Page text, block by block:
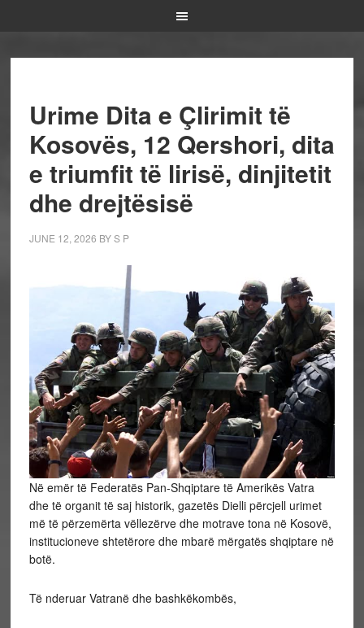
Urime Dita e Çlirimit të
Kosovës, 12 Qershori, dita
e triumfit të lirisë, dinjitetit
dhe drejtësisë
JUNE 12, 2026 BYS P
Në emër të Federatës Pan-Shqiptare të Amerikës Vatra
dhe të organit të saj historik, gazetës Dielli përcjell urimet
më të përzemërta vëllezërve dhe motrave tona në Kosovë,
institucioneve shtetërore dhe mbarë mërgatës shqiptare në
botë.
Të nderuar Vatranë dhe bashkëkombës,